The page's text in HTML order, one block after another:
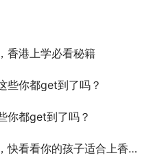
香港上学必看秘籍
些你都get到了吗？
你都get到了吗？
的孩子适合上香港的学校吗？